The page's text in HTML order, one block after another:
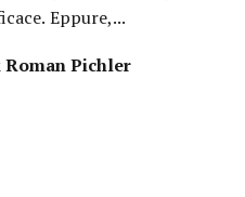
Eppure,...
Pichler